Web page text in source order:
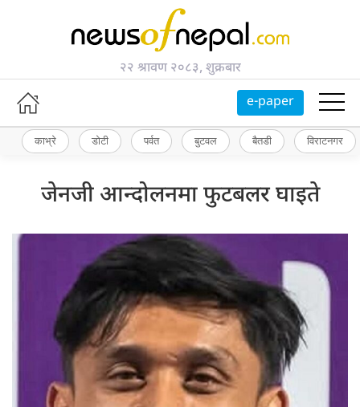
२२ श्रावण २०८३, शुक्रबार
e-paper
काभ्रे डोटी पर्वत बुटवल बैतडी विराटनगर
जेनजी आन्दोलनमा फुटबलर घाइते